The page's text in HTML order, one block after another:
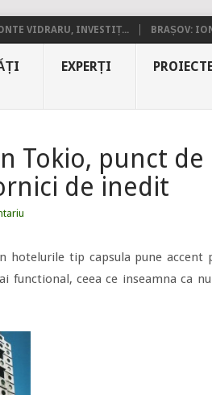
VIDRARU, INVESTIȚ... BRAȘOV:
EXPERȚI
Tokio, punct de
de inedit
hotelurile tip capsula pune accent
functional, ceea ce inseamna ca